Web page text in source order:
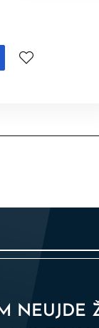
NEUJDE